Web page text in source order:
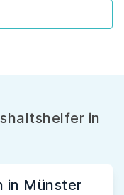
in
in Münster